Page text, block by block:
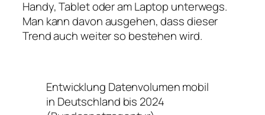
Handy, Tablet oder am Laptop unterwegs.
Man kann davon ausgehen, dass dieser
Trend auch weiter so bestehen wird.
Entwicklung Datenvolumen mobil
in Deutschland bis 2024